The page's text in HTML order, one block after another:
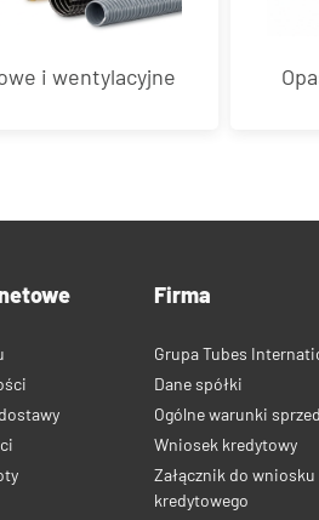
i wentylacyjne
Firma
Grupa Tubes
Dane spółki
Ogólne warunki
Wniosek kredytowy
Załącznik do wniosku
kredytowego